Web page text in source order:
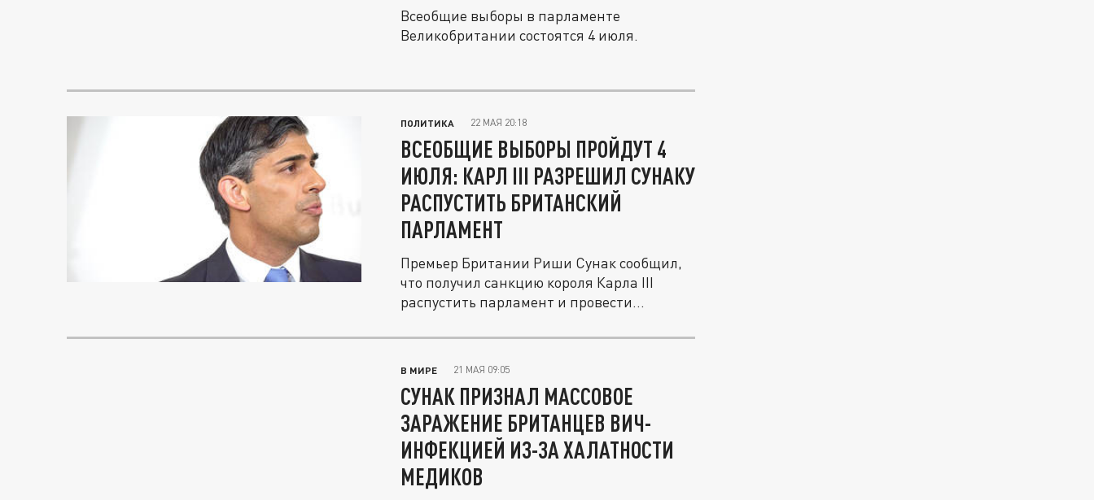
Всеобщие выборы в парламенте
Великобритании состоятся 4 июля.
ПОЛИТИКА 22 МАЯ 20:18
ВСЕОБЩИЕ ВЫБОРЫ ПРОЙДУТ 4
ИЮЛЯ: КАРЛ III РАЗРЕШИЛ СУНАКУ
РАСПУСТИТЬ БРИТАНСКИЙ
ПАРЛАМЕНТ
Премьер Британии Риши Сунак сообщил,
что получил санкцию короля Карла III
распустить парламент и провести...
В МИРЕ 21 МАЯ 09:05
СУНАК ПРИЗНАЛ МАССОВОЕ
ЗАРАЖЕНИЕ БРИТАНЦЕВ ВИЧ-
ИНФЕКЦИЕЙ ИЗ-ЗА ХАЛАТНОСТИ
МЕДИКОВ